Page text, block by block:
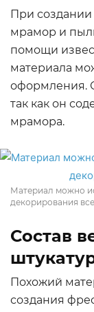
При создании
мрамор и
помощи
материала
оформления.
так как он
мрамора.
Материал можно
декорирования
Состав
Похожий
создания